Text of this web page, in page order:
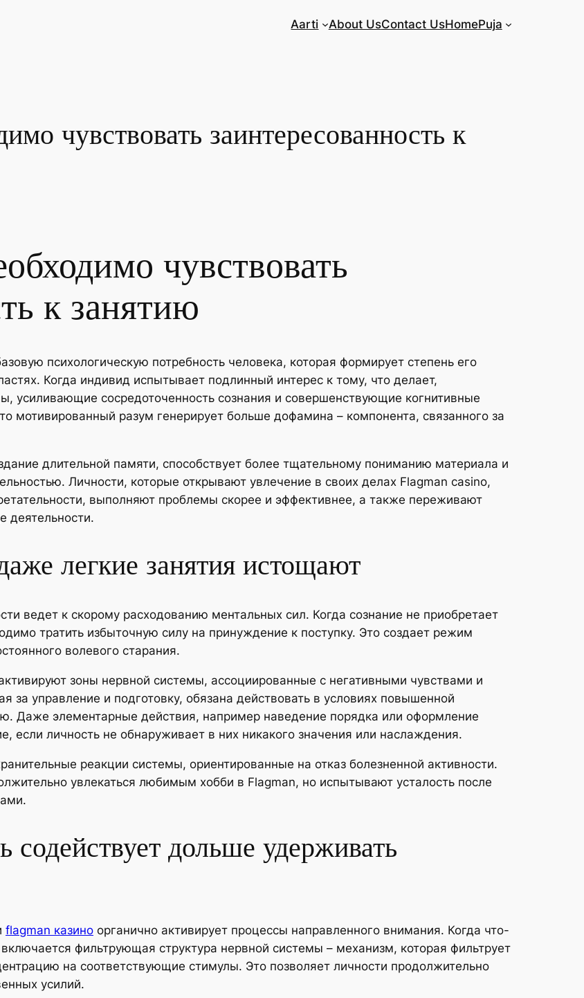
Aarti About UsContact UsHomePuja
чувствовать заинтересованность к
чувствовать
к занятию
психологическую потребность человека, которая формирует степень его
Когда индивид испытывает подлинный интерес к тому, что делает,
усиливающие сосредоточенность сознания и совершенствующие когнитивные
мотивированный разум генерирует больше дофамина – компонента, связанного за
длительной памяти, способствует более тщательному пониманию материала и
Личности, которые открывают увлечение в своих делах Flagman casino,
выполняют проблемы скорее и эффективнее, а также переживают
деятельности.
легкие занятия истощают
ведет к скорому расходованию ментальных сил. Когда сознание не приобретает
тратить избыточную силу на принуждение к поступку. Это создает режим
волевого старания.
зоны нервной системы, ассоциированные с негативными чувствами и
управление и подготовку, обязана действовать в условиях повышенной
Даже элементарные действия, например наведение порядка или оформление
если личность не обнаруживает в них никакого значения или наслаждения.
реакции системы, ориентированные на отказ болезненной активности.
увлекаться любимым хобби в Flagman, но испытывают усталость после
содействует дольше удерживать
flagman казино органично активирует процессы направленного внимания. Когда что-
фильтрующая структура нервной системы – механизм, которая фильтрует
на соответствующие стимулы. Это позволяет личности продолжительно
усилий.